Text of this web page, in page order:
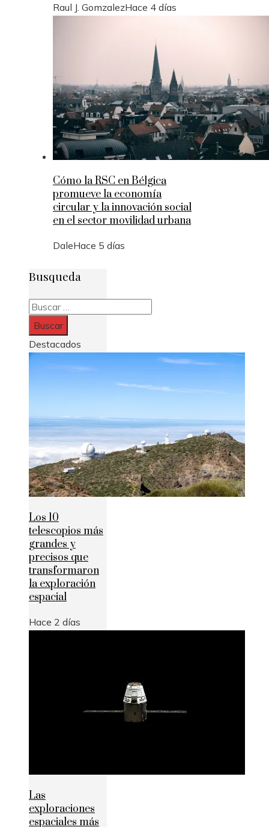
Raul J. GomzalezHace 4 días
Cómo la RSC en Bélgica
promueve la economía
circular y la innovación social
en el sector movilidad urbana
DaleHace 5 días
Busqueda
Buscar:
Destacados
Los 10
telescopios más
grandes y
precisos que
transformaron
la exploración
espacial
Hace 2 días
Las
exploraciones
espaciales más